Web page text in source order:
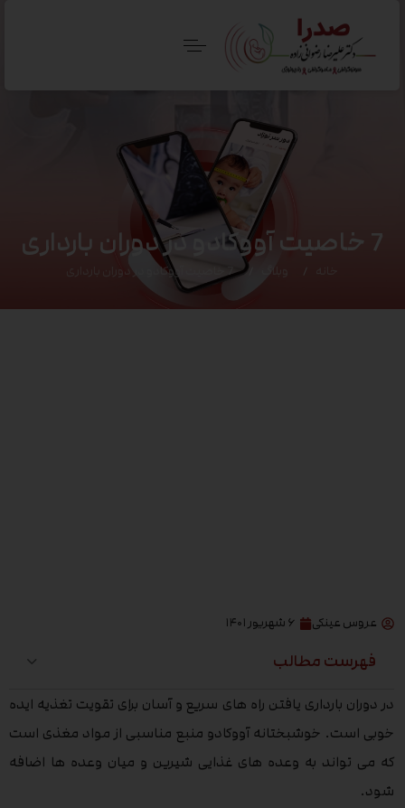
7 خاصیت آووکادو در دوران بارداری
وبلاگ 7 خاصیت آووکادو در دوران بارداری
عروس عینکی ۶ شهریور ۱۴۰۱
فهرست مطالب
در دوران بارداری یافتن راه های سریع و آسان برای تقویت تغذیه ایده
خوبی است. خوشبختانه آووکادو منبع مناسبی از مواد مغذی است
که می تواند به وعده های غذایی شیرین و میان وعده ها اضافه
شود.